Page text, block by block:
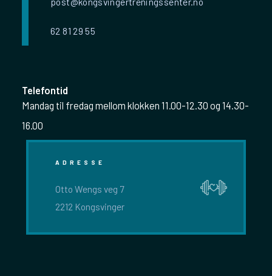
62 81 29 55
Telefontid
Mandag til fredag mellom klokken 11.00-12.30 og 14.30-
16.00
ADRESSE
Otto Wengs veg 7
2212 Kongsvinger